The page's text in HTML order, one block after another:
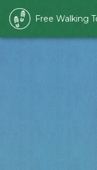
Free Walking
Slide 1 of 1